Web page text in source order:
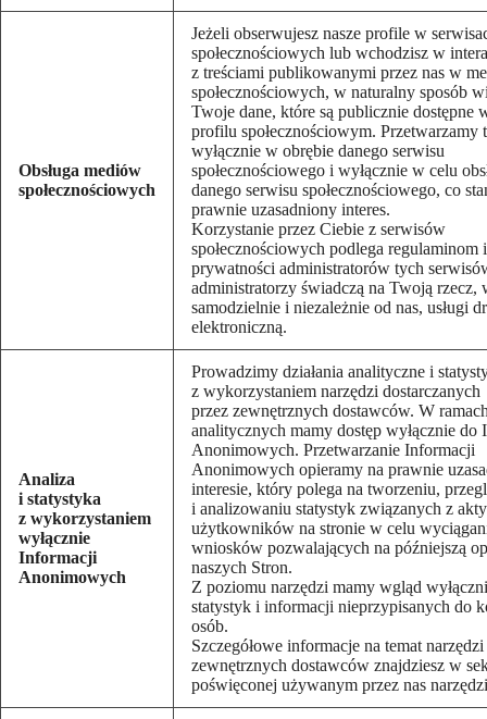
Obsługa mediów
społecznościowych
Jeżeli obserwujesz nasze profile w
społecznościowych lub wchodzisz w
z treściami publikowanymi przez nas w
społecznościowych, w naturalny sposób
Twoje dane, które są publicznie dostępne
profilu społecznościowym. Przetwarzamy
wyłącznie w obrębie danego serwisu
społecznościowego i wyłącznie w celu
danego serwisu społecznościowego, co
prawnie uzasadniony interes.
Korzystanie przez Ciebie z serwisów
społecznościowych podlega
prywatności administratorów tych
administratorzy świadczą na Twoją rzecz,
samodzielnie i niezależnie od nas, usługi
elektroniczną.
Analiza
i statystyka
z wykorzystaniem
wyłącznie
Informacji
Anonimowych
Prowadzimy działania analityczne i
z wykorzystaniem narzędzi dostarczanych
przez zewnętrznych dostawców. W
analitycznych mamy dostęp wyłącznie do
Anonimowych. Przetwarzanie Informacji
Anonimowych opieramy na prawnie
interesie, który polega na tworzeniu,
i analizowaniu statystyk związanych z
użytkowników na stronie w celu
wniosków pozwalających na późniejszą
naszych Stron.
Z poziomu narzędzi mamy wgląd
statystyk i informacji nieprzypisanych do
osób.
Szczegółowe informacje na temat narzędzi
zewnętrznych dostawców znajdziesz w
poświęconej używanym przez nas